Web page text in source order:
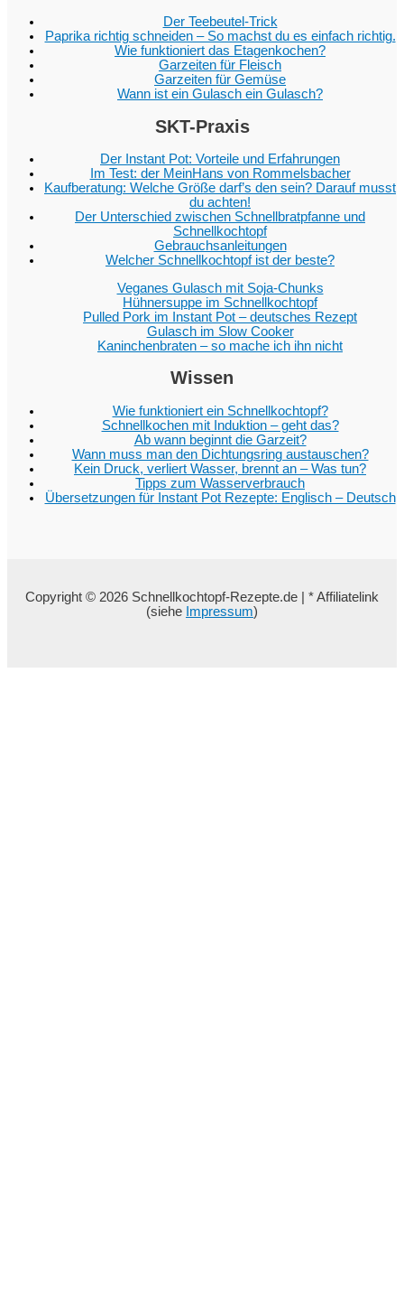
Der Teebeutel-Trick
Paprika richtig schneiden – So machst du es einfach richtig.
Wie funktioniert das Etagenkochen?
Garzeiten für Fleisch
Garzeiten für Gemüse
Wann ist ein Gulasch ein Gulasch?
SKT-Praxis
Der Instant Pot: Vorteile und Erfahrungen
Im Test: der MeinHans von Rommelsbacher
Kaufberatung: Welche Größe darf’s den sein? Darauf musst
du achten!
Der Unterschied zwischen Schnellbratpfanne und
Schnellkochtopf
Gebrauchsanleitungen
Welcher Schnellkochtopf ist der beste?
Veganes Gulasch mit Soja-Chunks
Hühnersuppe im Schnellkochtopf
Pulled Pork im Instant Pot – deutsches Rezept
Gulasch im Slow Cooker
Kaninchenbraten – so mache ich ihn nicht
Wissen
Wie funktioniert ein Schnellkochtopf?
Schnellkochen mit Induktion – geht das?
Ab wann beginnt die Garzeit?
Wann muss man den Dichtungsring austauschen?
Kein Druck, verliert Wasser, brennt an – Was tun?
Tipps zum Wasserverbrauch
Übersetzungen für Instant Pot Rezepte: Englisch – Deutsch
Copyright © 2026 Schnellkochtopf-Rezepte.de | * Affiliatelink
(siehe Impressum)